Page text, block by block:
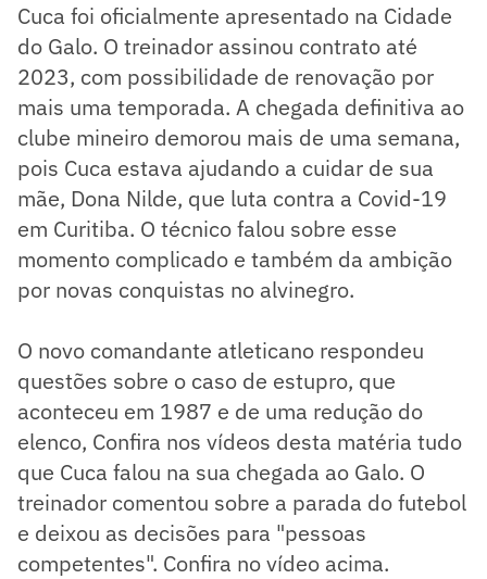
Cuca foi oficialmente apresentado na Cidade
do Galo. O treinador assinou contrato até
2023, com possibilidade de renovação por
mais uma temporada. A chegada definitiva ao
clube mineiro demorou mais de uma semana,
pois Cuca estava ajudando a cuidar de sua
mãe, Dona Nilde, que luta contra a Covid-19
em Curitiba. O técnico falou sobre esse
momento complicado e também da ambição
por novas conquistas no alvinegro.
O novo comandante atleticano respondeu
questões sobre o caso de estupro, que
aconteceu em 1987 e de uma redução do
elenco, Confira nos vídeos desta matéria tudo
que Cuca falou na sua chegada ao Galo. O
treinador comentou sobre a parada do futebol
e deixou as decisões para "pessoas
competentes". Confira no vídeo acima.